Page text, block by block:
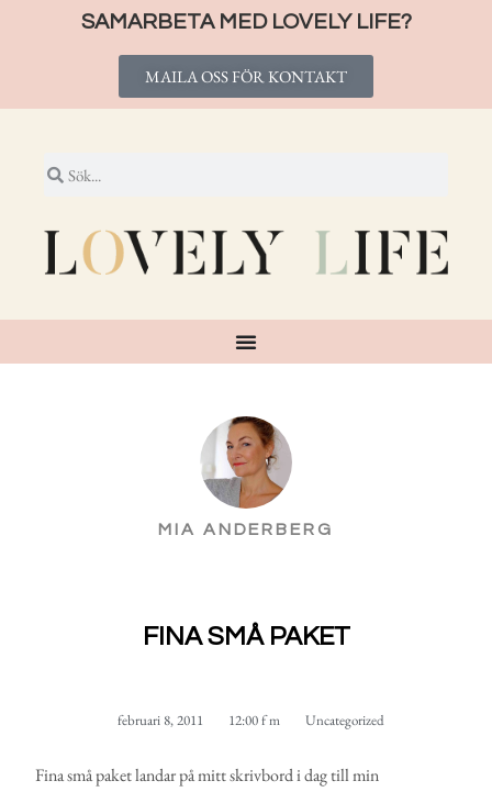
SAMARBETA MED LOVELY LIFE?
MAILA OSS FÖR KONTAKT
MIA ANDERBERG
FINA SMÅ PAKET
februari 8, 2011 12:00 f m Uncategorized
Fina små paket landar på mitt skrivbord i dag till min